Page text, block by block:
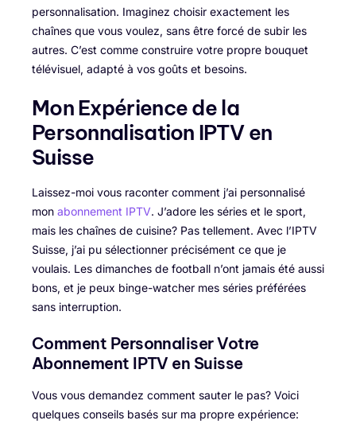
personnalisation. Imaginez choisir exactement les
chaînes que vous voulez, sans être forcé de subir les
autres. C’est comme construire votre propre bouquet
télévisuel, adapté à vos goûts et besoins.
Mon Expérience de la
Personnalisation IPTV en
Suisse
Laissez-moi vous raconter comment j’ai personnalisé
mon abonnement IPTV. J’adore les séries et le sport,
mais les chaînes de cuisine? Pas tellement. Avec l’IPTV
Suisse, j’ai pu sélectionner précisément ce que je
voulais. Les dimanches de football n’ont jamais été aussi
bons, et je peux binge-watcher mes séries préférées
sans interruption.
Comment Personnaliser Votre
Abonnement IPTV en Suisse
Vous vous demandez comment sauter le pas? Voici
quelques conseils basés sur ma propre expérience: